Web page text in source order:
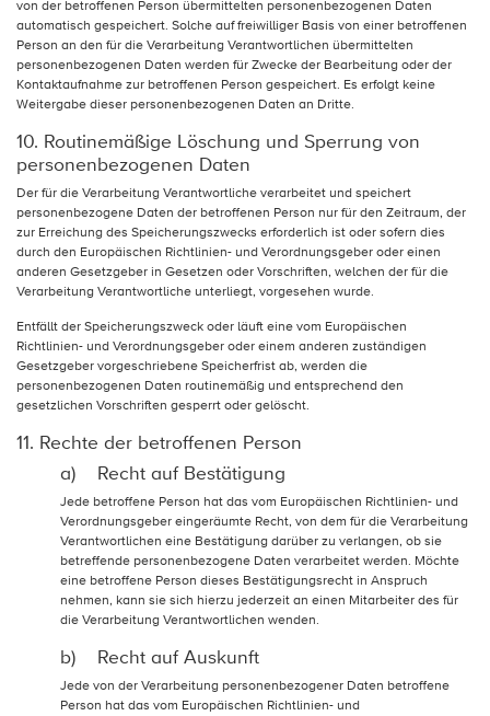
von der betroffenen Person übermittelten personenbezogenen Daten
automatisch gespeichert. Solche auf freiwilliger Basis von einer betroffenen
Person an den für die Verarbeitung Verantwortlichen übermittelten
personenbezogenen Daten werden für Zwecke der Bearbeitung oder der
Kontaktaufnahme zur betroffenen Person gespeichert. Es erfolgt keine
Weitergabe dieser personenbezogenen Daten an Dritte.
10. Routinemäßige Löschung und Sperrung von
personenbezogenen Daten
Der für die Verarbeitung Verantwortliche verarbeitet und speichert
personenbezogene Daten der betroffenen Person nur für den Zeitraum, der
zur Erreichung des Speicherungszwecks erforderlich ist oder sofern dies
durch den Europäischen Richtlinien- und Verordnungsgeber oder einen
anderen Gesetzgeber in Gesetzen oder Vorschriften, welchen der für die
Verarbeitung Verantwortliche unterliegt, vorgesehen wurde.
Entfällt der Speicherungszweck oder läuft eine vom Europäischen
Richtlinien- und Verordnungsgeber oder einem anderen zuständigen
Gesetzgeber vorgeschriebene Speicherfrist ab, werden die
personenbezogenen Daten routinemäßig und entsprechend den
gesetzlichen Vorschriften gesperrt oder gelöscht.
11. Rechte der betroffenen Person
a) Recht auf Bestätigung
Jede betroffene Person hat das vom Europäischen Richtlinien- und
Verordnungsgeber eingeräumte Recht, von dem für die Verarbeitung
Verantwortlichen eine Bestätigung darüber zu verlangen, ob sie
betreffende personenbezogene Daten verarbeitet werden. Möchte
eine betroffene Person dieses Bestätigungsrecht in Anspruch
nehmen, kann sie sich hierzu jederzeit an einen Mitarbeiter des für
die Verarbeitung Verantwortlichen wenden.
b) Recht auf Auskunft
Jede von der Verarbeitung personenbezogener Daten betroffene
Person hat das vom Europäischen Richtlinien- und